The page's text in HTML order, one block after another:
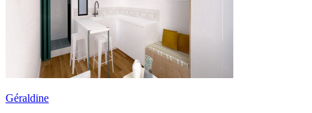
Géraldine